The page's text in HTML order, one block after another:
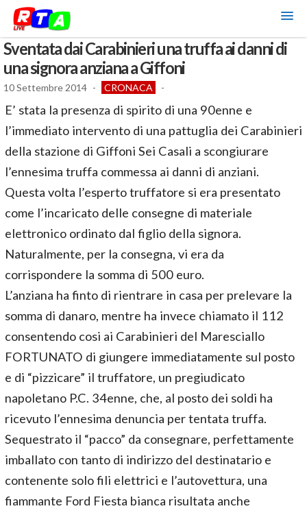
Sventata dai Carabinieri una truffa ai danni di
una signora anziana a Giffoni
10 Settembre 2014 - CRONACA -
E’ stata la presenza di spirito di una 90enne e
l’immediato intervento di una pattuglia dei Carabinieri
della stazione di Giffoni Sei Casali a scongiurare
l’ennesima truffa commessa ai danni di anziani.
Questa volta l’esperto truffatore si era presentato
come l’incaricato delle consegne di materiale
elettronico ordinato dal figlio della signora.
Naturalmente, per la consegna, vi era da
corrispondere la somma di 500 euro.
L’anziana ha finto di rientrare in casa per prelevare la
somma di danaro, mentre ha invece chiamato il 112
consentendo cosi ai Carabinieri del Maresciallo
FORTUNATO di giungere immediatamente sul posto
e di “pizzicare” il truffatore, un pregiudicato
napoletano P.C. 34enne, che, al posto dei soldi ha
ricevuto l’ennesima denuncia per tentata truffa.
Sequestrato il “pacco” da consegnare, perfettamente
imballato con tanto di indirizzo del destinatario e
contenente solo fili elettrici e l’autovettura, una
fiammante Ford Fiesta bianca risultata anche